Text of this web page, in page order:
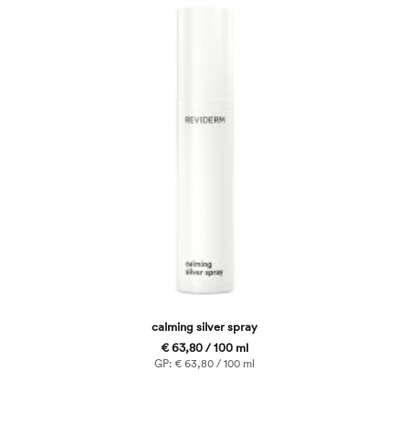
calming silver spray
€ 63,80 / 100 ml
GP: € 63,80 / 100 ml